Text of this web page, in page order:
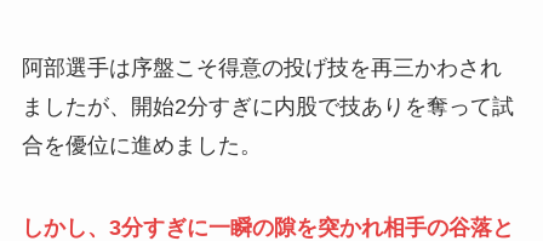
阿部選手は序盤こそ得意の投げ技を再三かわされ
ましたが、開始2分すぎに内股で技ありを奪って試
合を優位に進めました。
しかし、3分すぎに一瞬の隙を突かれ相手の谷落と